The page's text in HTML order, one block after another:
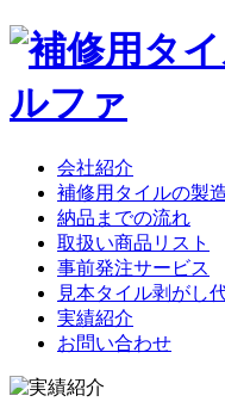
会社紹介
補修用タイルの製
納品までの流れ
取扱い商品リスト
事前発注サービス
見本タイル剥がし
実績紹介
お問い合わせ